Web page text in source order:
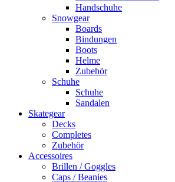
Handschuhe
Snowgear
Boards
Bindungen
Boots
Helme
Zubehör
Schuhe
Schuhe
Sandalen
Skategear
Decks
Completes
Zubehör
Accessoires
Brillen / Goggles
Caps / Beanies